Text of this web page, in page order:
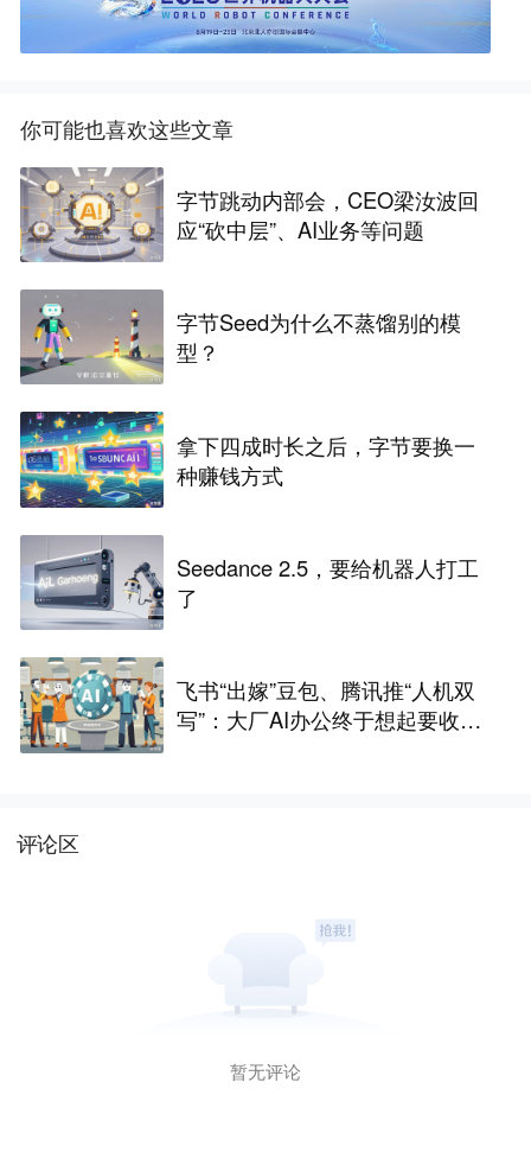
你可能也喜欢这些文章
字节跳动内部会，CEO梁汝波回
应“砍中层”、AI业务等问题
字节Seed为什么不蒸馏别的模
型？
拿下四成时长之后，字节要换一
种赚钱方式
Seedance 2.5，要给机器人打工
了
飞书“出嫁”豆包、腾讯推“人机双
写”：大厂AI办公终于想起要收费
评论区
暂无评论